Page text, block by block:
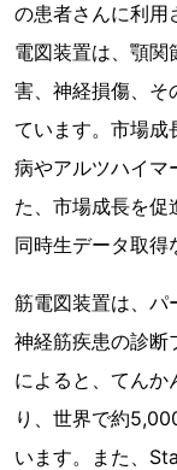
の患者さんに利用
電図装置は、顎関
害、神経損傷、そ
ています。市場成
病やアルツハイマ
た、市場成長を促
同時生データ取得
筋電図装置は、パ
神経筋疾患の診断
によると、てんか
り、世界で約
います。また、